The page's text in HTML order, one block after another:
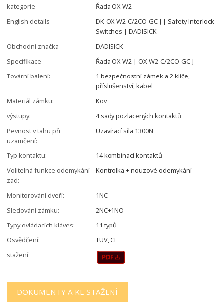
kategorie
Řada OX-W2
English details
DK-OX-W2-C/2CO-GC-J | Safety Interlock
Switches | DADISICK
Obchodní značka
DADISICK
Specifikace
Řada OX-W2 | OX-W2-C/2CO-GC-J
Tovární balení:
1 bezpečnostní zámek a 2 klíče,
příslušenství, kabel
Materiál zámku:
Kov
výstupy:
4 sady pozlacených kontaktů
Pevnost v tahu při
uzamčení:
Uzavírací síla 1300N
Typ kontaktu:
14 kombinací kontaktů
Volitelná funkce odemykání
zad:
Kontrolka + nouzové odemykání
Monitorování dveří:
1NC
Sledování zámku:
2NC+1NO
Typy ovládacích kláves:
11 typů
Osvědčení:
TUV, CE
stažení
DOKUMENTY A KE STAŽENÍ